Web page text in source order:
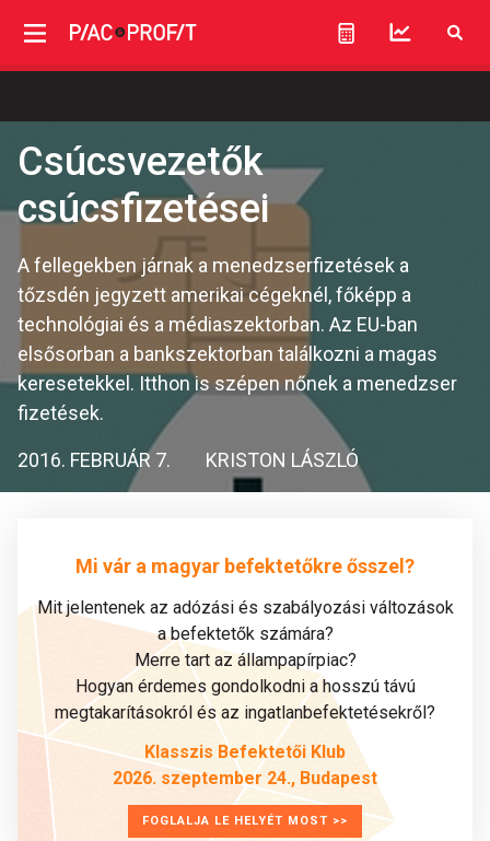
Csúcsvezetők
csúcsfizetései
A fellegekben járnak a menedzserfizetések a
tőzsdén jegyzett amerikai cégeknél, főképp a
technológiai és a médiaszektorban. Az EU-ban
elsősorban a bankszektorban találkozni a magas
keresetekkel. Itthon is szépen nőnek a menedzser
fizetések.
2016. FEBRUÁR 7. KRISTON LÁSZLÓ
Mi vár a magyar befektetőkre ősszel?
Mit jelentenek az adózási és szabályozási változások
a befektetők számára?
Merre tart az állampapírpiac?
Hogyan érdemes gondolkodni a hosszú távú
megtakarításokról és az ingatlanbefektetésekről?
Klasszis Befektetői Klub
2026. szeptember 24., Budapest
FOGLALJA LE HELYÉT MOST >>